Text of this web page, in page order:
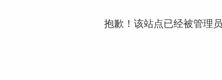
抱歉！该站点已经被管理